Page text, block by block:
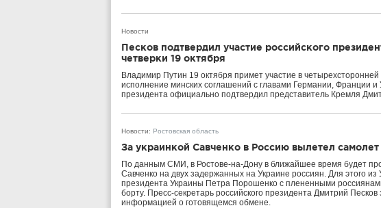
Новости
Песков подтвердил участие российского
четверки 19 октября
Владимир Путин 19 октября примет участие в четырехсторонней
исполнение минских соглашений с главами Германии, Франции и
президента официально подтвердил представитель Кремля
Новости: Ростовская область
За украинкой Савченко в Россию вылетел
По данным СМИ, в Ростове-на-Дону в ближайшее время будет
Савченко на двух задержанных на Украине россиян. Для этого
президента Украины Петра Порошенко с плененными
борту. Пресс-секретарь российского президента Дмитрий Песков
информацией о готовящемся обмене.